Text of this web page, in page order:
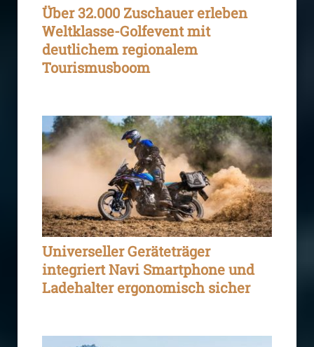
Über 32.000 Zuschauer erleben
Weltklasse-Golfevent mit
deutlichem regionalem
Tourismusboom
Universeller Geräteträger
integriert Navi Smartphone und
Ladehalter ergonomisch sicher